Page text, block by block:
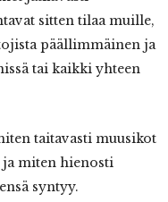
sitten tilaa muille,
päällimmäinen ja
tai kaikki yhteen
taitavasti muusikot
ja miten hienosti
syntyy.